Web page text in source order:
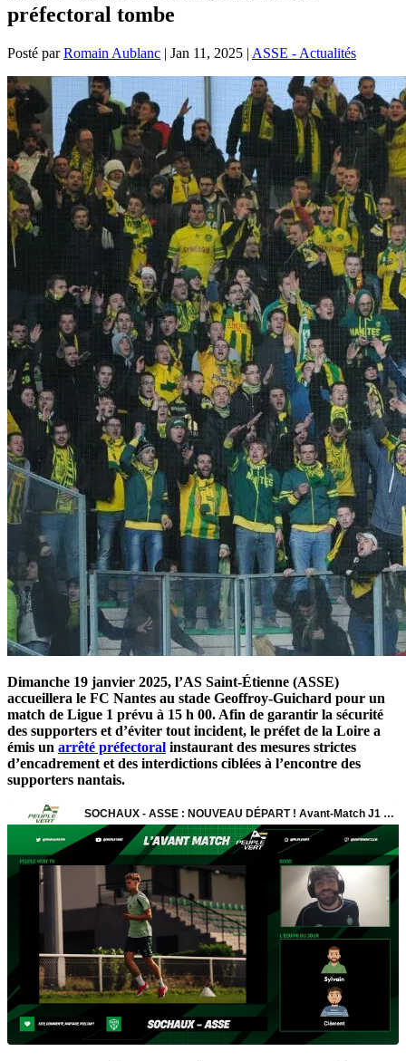
préfectoral tombe
Posté parRomain Aublanc | Jan 11, 2025 | ASSE - Actualités
Dimanche 19 janvier 2025, l’AS Saint-Étienne (ASSE)
accueillera le FC Nantes au stade Geoffroy-Guichard pour un
match de Ligue 1 prévu à 15 h 00. Afin de garantir la sécurité
des supporters et d’éviter tout incident, le préfet de la Loire a
émis un arrêté préfectoral instaurant des mesures strictes
d’encadrement et des interdictions ciblées à l’encontre des
supporters nantais.